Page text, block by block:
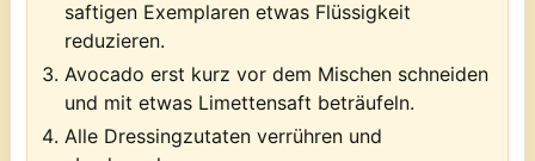
saftigen Exemplaren etwas Flüssigkeit
reduzieren.
Avocado erst kurz vor dem Mischen schneiden
und mit etwas Limettensaft beträufeln.
Alle Dressingzutaten verrühren und